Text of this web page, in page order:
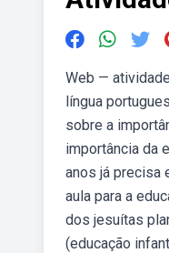
Web —
língua
sobre a
importância da
anos já precisa
aula para a
dos jesuítas
(educação